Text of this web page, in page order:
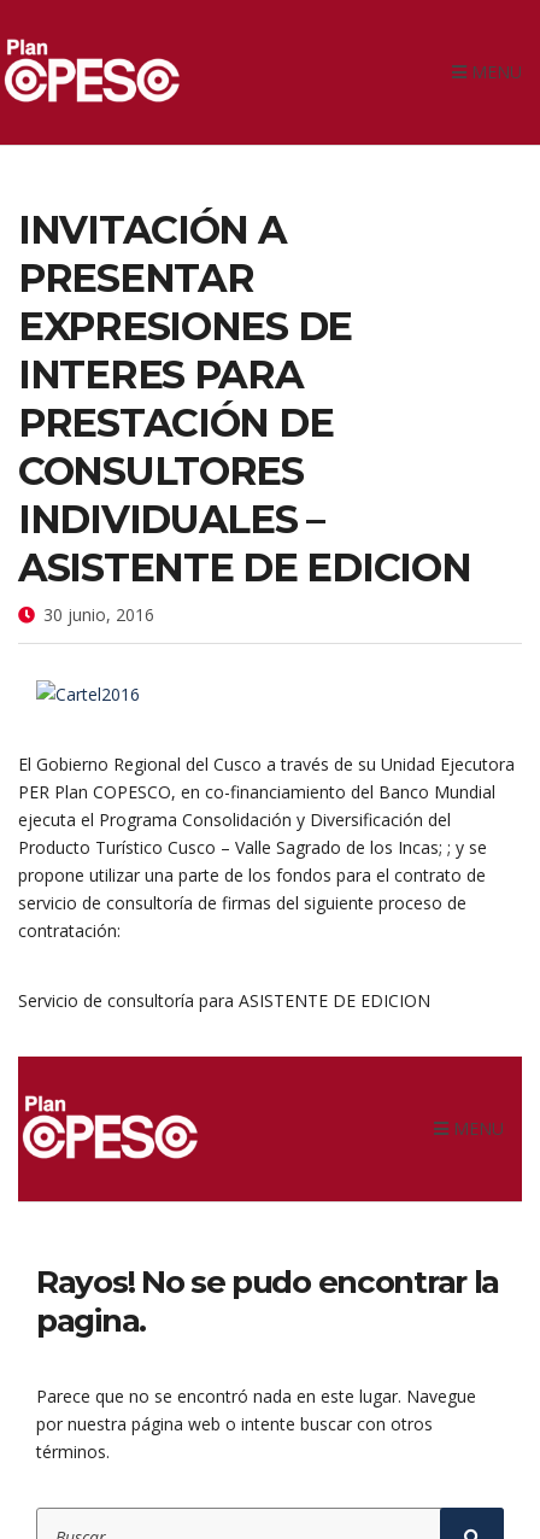
MENU
INVITACIÓN A
PRESENTAR
EXPRESIONES DE
INTERES PARA
PRESTACIÓN DE
CONSULTORES
INDIVIDUALES –
ASISTENTE DE EDICION
30 junio, 2016
El Gobierno Regional del Cusco a través de su Unidad Ejecutora
PER Plan COPESCO, en co-financiamiento del Banco Mundial
ejecuta el Programa Consolidación y Diversificación del
Producto Turístico Cusco – Valle Sagrado de los Incas; ; y se
propone utilizar una parte de los fondos para el contrato de
servicio de consultoría de firmas del siguiente proceso de
contratación:
Servicio de consultoría para ASISTENTE DE EDICION